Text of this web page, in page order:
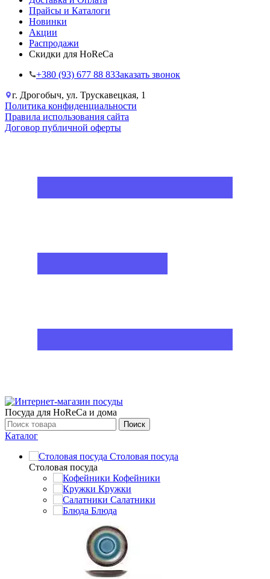
Прайсы и Каталоги
Новинки
Акции
Распродажи
Скидки для HoReCa
+38‎0 (93) 677 88 83Заказать звонок
г. Дрогобыч, ул. Трускавецкая, 1
Политика конфиденциальности
Правила использования сайта
Договор публичной оферты
Посуда для HoReCa и дома
Поиск
Каталог
Столовая посуда
Столовая посуда
Кофейники
Кружки
Салатники
Блюда